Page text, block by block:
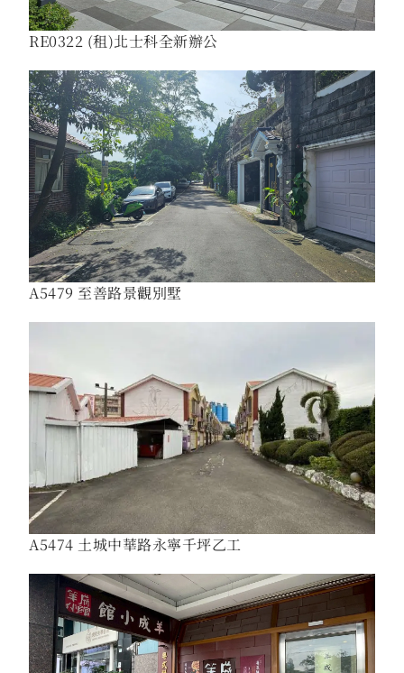
RE0322 (租)北士科全新辦公
A5479 至善路景觀別墅
A5474 土城中華路永寧千坪乙工